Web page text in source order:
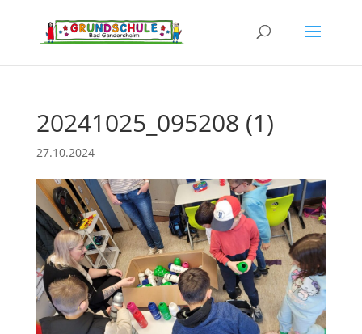
20241025_095208 (1)
27.10.2024